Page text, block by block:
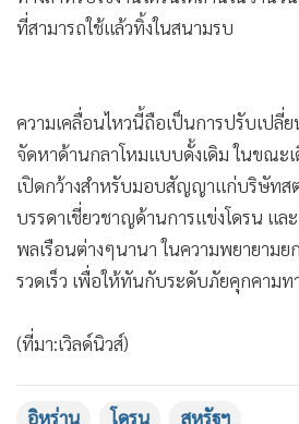
• Factcheck
• Gotomanager
ทางสำหรับใช้งานโดรนเหล่านี้ในจำน
ที่สามารถใช้แล้วทิ้งในสนามรบ
ความเคลื่อนไหวนี้ถือเป็นการปรับเปลี่ย
จัดหาด้านกลาโหมแบบดั้งเดิม ในขณะเ
บรรดาเชี่ยวชาญด้านการแข่งโดรน และ
รวดเร็ว เพื่อให้ทันกับระดับภัยคุกคามท